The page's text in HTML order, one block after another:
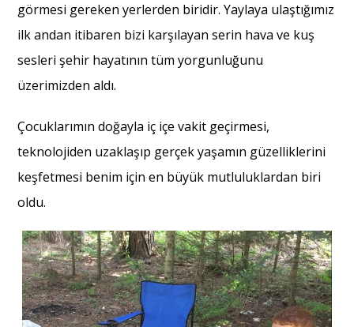
görmesi gereken yerlerden biridir. Yaylaya ulaştığımız
ilk andan itibaren bizi karşılayan serin hava ve kuş
sesleri şehir hayatının tüm yorgunluğunu
üzerimizden aldı.
Çocuklarımın doğayla iç içe vakit geçirmesi,
teknolojiden uzaklaşıp gerçek yaşamın güzelliklerini
keşfetmesi benim için en büyük mutluluklardan biri
oldu.